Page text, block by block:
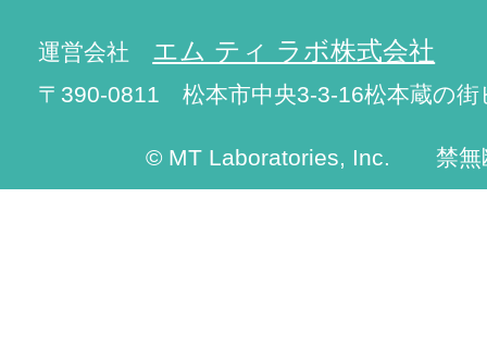
運営会社 エム ティ ラボ株式会社
〒390-0811 松本市中央3-3-16松本蔵の街
© MT Laboratories, Inc. 禁無